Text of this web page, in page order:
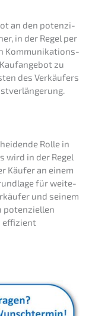
an den poten­zi­
in der Regel per
Kommu­ni­ka­ti­ons­
zu
des Verkäu­fers
Rolle in
wird in der Regel
Käufer an einem
für weite­
und seinem
poten­zi­el­len
effizi­ent